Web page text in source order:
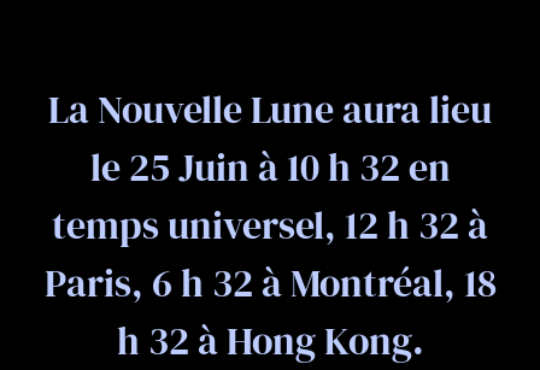
La Nouvelle Lune aura lieu
le 25 Juin à 10 h 32 en
temps universel, 12 h 32 à
Paris, 6 h 32 à Montréal, 18
h 32 à Hong Kong.